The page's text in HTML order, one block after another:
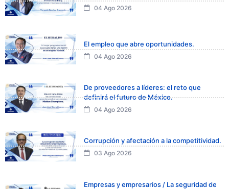
04 Ago 2026
El empleo que abre oportunidades.
04 Ago 2026
De proveedores a líderes: el reto que
definirá el futuro de México.
04 Ago 2026
Corrupción y afectación a la competitividad.
03 Ago 2026
Empresas y empresarios / La seguridad de